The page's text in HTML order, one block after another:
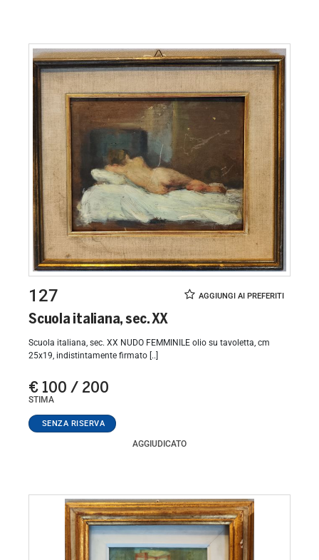
127
Scuola italiana, sec. XX
Scuola italiana, sec. XX NUDO FEMMINILE olio su tavoletta, cm
25x19, indistintamente firmato [..]
€ 100 / 200
STIMA
AGGIUDICATO